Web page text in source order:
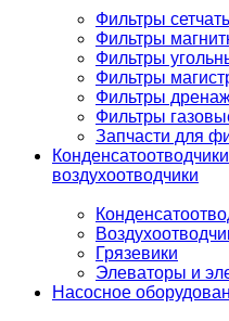
Фильтры
Фильтры
Фильтры
Фильтры
Фильтры
Фильтры
Запчасти для
воздухоотводчики
Грязевики
Элеваторы и
Насосное